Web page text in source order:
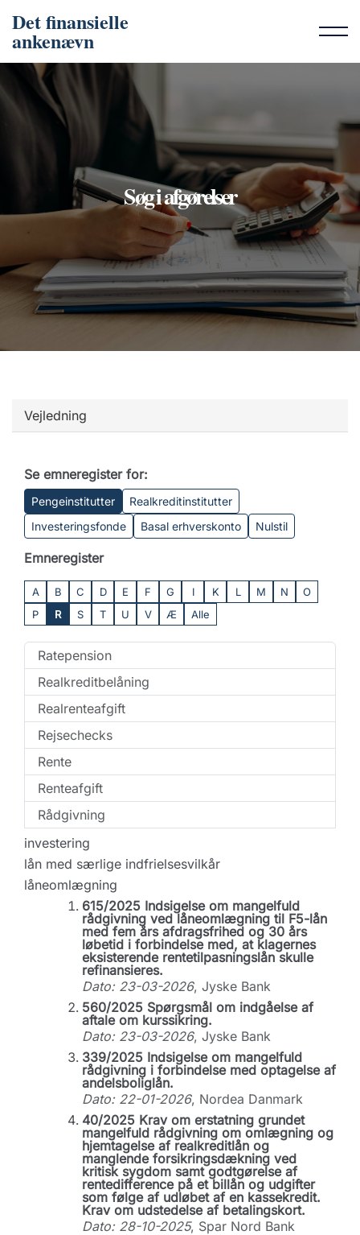
Det finansielle
ankenævn
Søg i afgørelser
Vejledning
Se emneregister for:
Pengeinstitutter
Realkreditinstitutter
Investeringsfonde
Basal erhverskonto Nulstil
Emneregister
A B C D E F G I K L M N
O
P
R S T U V Æ Alle
Ratepension
Realkreditbelåning
Realrenteafgift
Rejsechecks
Rente
Renteafgift
Rådgivning
investering
lån med særlige indfrielsesvilkår
låneomlægning
615/2025 Indsigelse om mangelfuld
rådgivning ved låneomlægning til F5-lån
med fem års afdragsfrihed og 30 års
løbetid i forbindelse med, at klagernes
eksisterende rentetilpasningslån skulle
refinansieres.
Dato: 23-03-2026, Jyske Bank
560/2025 Spørgsmål om indgåelse af
aftale om kurssikring.
Dato: 23-03-2026, Jyske Bank
339/2025 Indsigelse om mangelfuld
rådgivning i forbindelse med optagelse af
andelsboliglån.
Dato: 22-01-2026, Nordea Danmark
40/2025 Krav om erstatning grundet
mangelfuld rådgivning om omlægning og
hjemtagelse af realkreditlån og
manglende forsikringsdækning ved
kritisk sygdom samt godtgørelse af
rentedifference på et billån og udgifter
som følge af udløbet af en kassekredit.
Krav om udstedelse af betalingskort.
Dato: 28-10-2025, Spar Nord Bank